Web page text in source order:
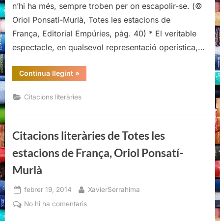
de
França,
Oriol
Ponsatí-
Murlà
n’hi ha més, sempre troben per on escapolir-se. (©
Oriol Ponsatí-Murlà, Totes les estacions de
França, Editorial Empúries, pàg. 40) * El veritable
espectacle, en qualsevol representació operística,…
Continua llegint“Citacions
literàries
Totes
les
de
Ponsatí-
Murlà”
»
Citacions literàries
Citacions literàries de Totes les
estacions de França, Oriol Ponsatí-
Murlà
Posted
on
febrer 19, 2014 By
XavierSerrahima
No hi ha comentarisa